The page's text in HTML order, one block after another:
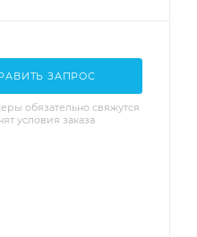
ЗАПРОС
обязательно свяжутся
условия заказа